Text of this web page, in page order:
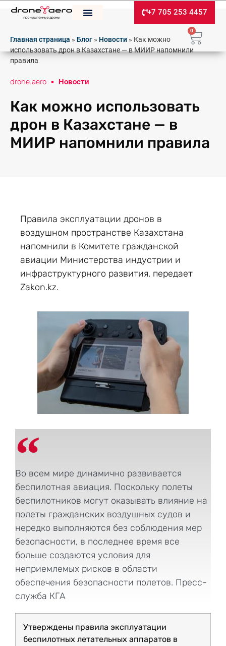
+7 705 253 4457
0
Главная страница » Блог » Новости » Как можно
использовать дрон в Казахстане — в МИИР напомнили
правила
drone.aero Новости
Как можно использовать
дрон в Казахстане — в
МИИР напомнили правила
Правила эксплуатации дронов в
воздушном пространстве Казахстана
напомнили в Комитете гражданской
авиации Министерства индустрии и
инфраструктурного развития, передает
Zakon.kz.
Во всем мире динамично развивается
беспилотная авиация. Поскольку полеты
беспилотников могут оказывать влияние на
полеты гражданских воздушных судов и
нередко выполняются без соблюдения мер
безопасности, в последнее время все
больше создаются условия для
неприемлемых рисков в области
обеспечения безопасности полетов. Пресс-
служба КГА
Утверждены правила эксплуатации
беспилотных летательных аппаратов в